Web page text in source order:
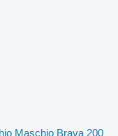
Maschio Brava 200